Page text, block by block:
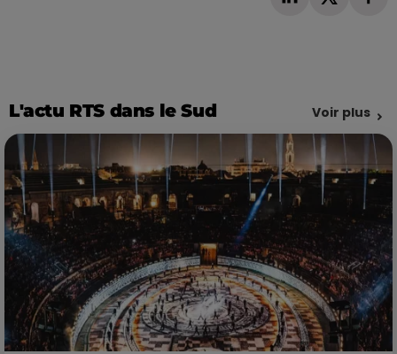
L'actu RTS dans le Sud Voir plus